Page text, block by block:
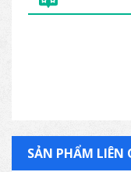
SẢN PHẨM LIÊN